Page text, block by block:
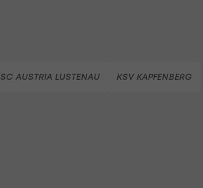
SC AUSTRIA LUSTENAU KSV KAPFENBERG